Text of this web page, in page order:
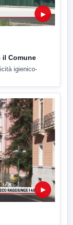
▶
il Comune
igienico-
▶